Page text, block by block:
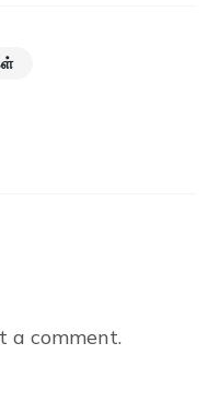
a comment.